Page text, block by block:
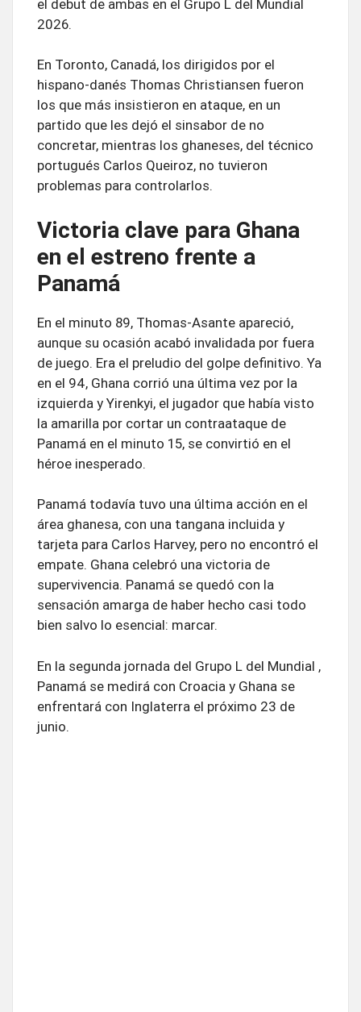
el debut de ambas en el Grupo L del Mundial
2026.
En Toronto, Canadá, los dirigidos por el
hispano-danés Thomas Christiansen fueron
los que más insistieron en ataque, en un
partido que les dejó el sinsabor de no
concretar, mientras los ghaneses, del técnico
portugués Carlos Queiroz, no tuvieron
problemas para controlarlos.
Victoria clave para Ghana
en el estreno frente a
Panamá
En el minuto 89, Thomas-Asante apareció,
aunque su ocasión acabó invalidada por fuera
de juego. Era el preludio del golpe definitivo. Ya
en el 94, Ghana corrió una última vez por la
izquierda y Yirenkyi, el jugador que había visto
la amarilla por cortar un contraataque de
Panamá en el minuto 15, se convirtió en el
héroe inesperado.
Panamá todavía tuvo una última acción en el
área ghanesa, con una tangana incluida y
tarjeta para Carlos Harvey, pero no encontró el
empate. Ghana celebró una victoria de
supervivencia. Panamá se quedó con la
sensación amarga de haber hecho casi todo
bien salvo lo esencial: marcar.
En la segunda jornada del Grupo L del Mundial ,
Panamá se medirá con Croacia y Ghana se
enfrentará con Inglaterra el próximo 23 de
junio.